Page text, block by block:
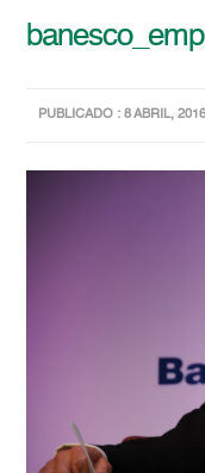
PUBLICADO : 8 ABRIL, 2016